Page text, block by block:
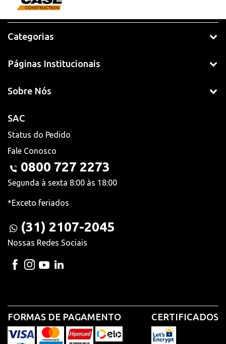
Categorias
Páginas Institucionais
Sobre Nós
SAC
Status do Pedido
Fale Conosco
0800 727 2273
Segunda à sexta 8:00 às 18:00
*Exceto feriados
(31) 2107-2045
Nossas Redes Sociais
FORMAS DE PAGAMENTO CERTIFICADOS